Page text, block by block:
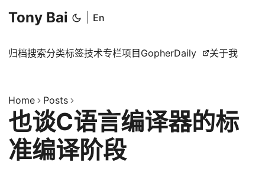
Tony Bai En
归档搜索分类标签技术专栏项目 GopherDaily 关于我
Home Posts
也谈C语言编译器的标
准编译阶段